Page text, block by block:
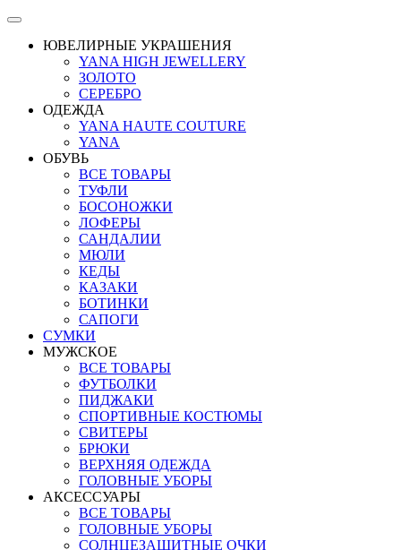
ЮВЕЛИРНЫЕ УКРАШЕНИЯ
YANA HIGH JEWELLERY
ЗОЛОТО
СЕРЕБРО
ОДЕЖДА
YANA HAUTE COUTURE
YANA
ОБУВЬ
ВСЕ ТОВАРЫ
ТУФЛИ
БОСОНОЖКИ
ЛОФЕРЫ
САНДАЛИИ
МЮЛИ
КЕДЫ
КАЗАКИ
БОТИНКИ
САПОГИ
СУМКИ
МУЖСКОЕ
ВСЕ ТОВАРЫ
ФУТБОЛКИ
ПИДЖАКИ
СПОРТИВНЫЕ КОСТЮМЫ
СВИТЕРЫ
БРЮКИ
ВЕРХНЯЯ ОДЕЖДА
ГОЛОВНЫЕ УБОРЫ
АКСЕССУАРЫ
ВСЕ ТОВАРЫ
ГОЛОВНЫЕ УБОРЫ
СОЛНЦЕЗАЩИТНЫЕ ОЧКИ